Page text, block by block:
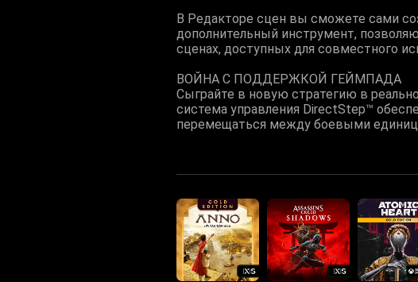
В Редакторе сцен вы сможете сами
дополнительный инструмент,
сценах, доступных для совместного
ВОЙНА С ПОДДЕРЖКОЙ ГЕЙМПАДА
Сыграйте в новую стратегию в
система управления DirectStep™
перемещаться между боевыми